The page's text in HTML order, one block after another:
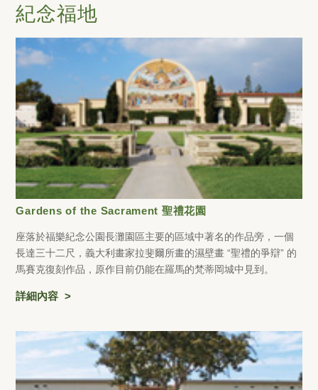
紀念福地
Gardens of the Sacrament 聖禮花園
座落於福樂紀念公園長灘園區主要的區域中著名的作品旁，一個
長達三十二尺，義大利畫家拉斐爾所畫的濕壁畫 “聖禮的爭辯” 的
馬賽克復刻作品，原作目前仍能在羅馬的梵蒂岡城中見到。
詳細內容